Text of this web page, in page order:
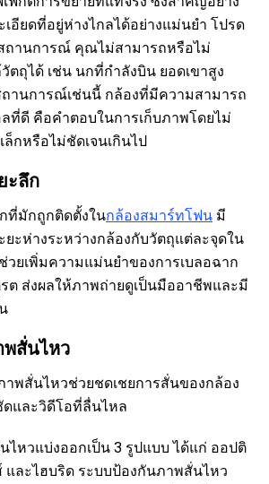
เอียดที่อยู่ห่างไกลได้อย่างแม่นยำ โปรด
ถานการณ์ คุณไม่สามารถหรือไม่
ตถุได้ เช่น นกที่กำลังบิน ยอดเขาสูง
านการณ์เช่นนี้ กล้องที่มีความสามารถ
ที่ดี คือคำตอบในการเก็บภาพโดยไม่
กหรือไม่ชัดเจนเกินไป
ะลึก
ที่มักถูกติดตั้งในกล้องสมาร์ทโฟน มี
ะห่างระหว่างกล้องกับวัตถุแต่ละจุดใน
วยเพิ่มความแม่นยำของการเบลอฉาก
ต ส่งผลให้ภาพถ่ายดูเป็นมืออาชีพและมี
พสั่นไหว
าพสั่นไหวช่วยชดเชยการสั่นของกล้อง
และวิดีโอที่ลื่นไหล
ไหวแบ่งออกเป็น 3 รูปแบบ ได้แก่ ออปติ
และไฮบริด ระบบป้องกันภาพสั่นไหว